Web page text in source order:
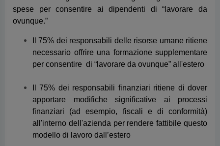
Il 75% dei responsabili finanziari ritiene di dover
apportare modifiche significative ai processi
all'interno dell'azienda per rendere fattibile questo
modello di lavoro dall’estero
ritiene di dover apportare modifiche significative ai
processi aziendali (ad esempio, buste paga e
benefit) per rendere possibile il "lavorare da
ovunque".